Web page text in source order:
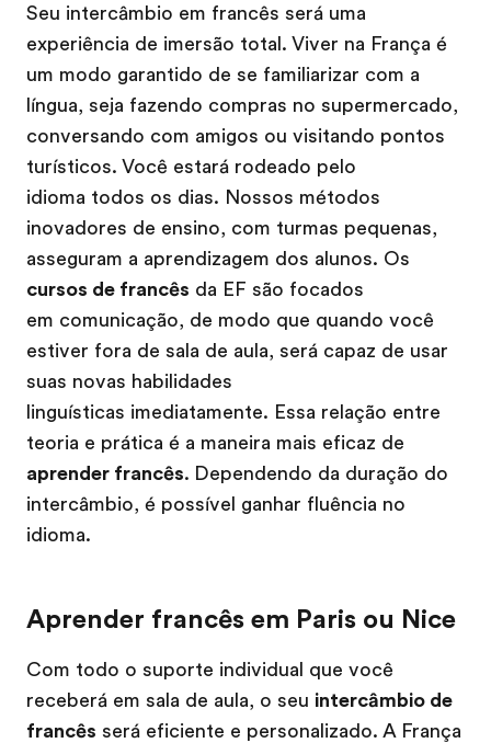
Seu intercâmbio em francês será uma
experiência de imersão total. Viver na França é
um modo garantido de se familiarizar com a
língua, seja fazendo compras no supermercado,
conversando com amigos ou visitando pontos
turísticos. Você estará rodeado pelo
idioma todos os dias. Nossos métodos
inovadores de ensino, com turmas pequenas,
asseguram a aprendizagem dos alunos. Os
cursos de francês da EF são focados
em comunicação, de modo que quando você
estiver fora de sala de aula, será capaz de usar
suas novas habilidades
linguísticas imediatamente. Essa relação entre
teoria e prática é a maneira mais eficaz de
aprender francês. Dependendo da duração do
intercâmbio, é possível ganhar fluência no
idioma.
Aprender francês em Paris ou Nice
Com todo o suporte individual que você
receberá em sala de aula, o seu intercâmbio de
francês será eficiente e personalizado. A França